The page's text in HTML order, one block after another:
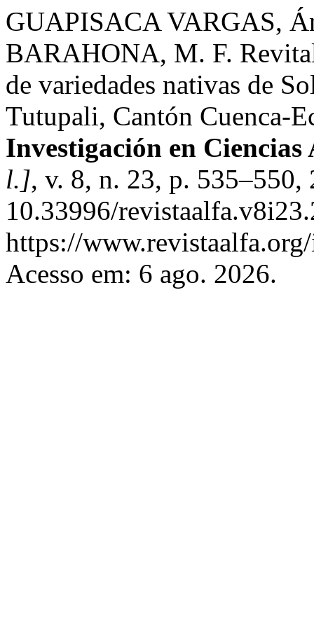
GUAPISACA VARGAS,
BARAHONA, M. F.
de variedades nativas de
Tutupali, Cantón Cuenca-
Investigación en
l.], v. 8, n. 23, p.
10.33996/
https://
Acesso em: 6 ago. 2026.